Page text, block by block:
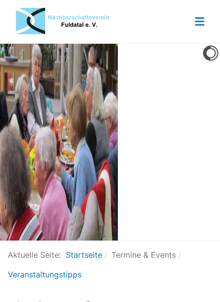
Aktuelle Seite: Startseite
Termine & Events
Veranstaltungstipps